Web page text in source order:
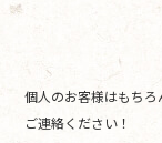
個人のお客様はもち
ご連絡ください！